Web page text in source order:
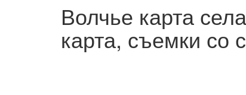
Волчье карта
карта, съемки со